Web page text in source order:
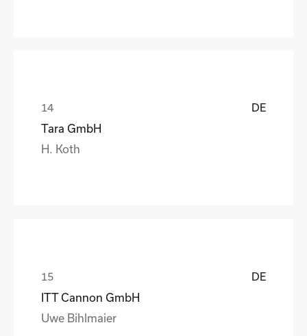
DE
Tara GmbH
H. Koth
DE
ITT Cannon GmbH
Uwe Bihlmaier